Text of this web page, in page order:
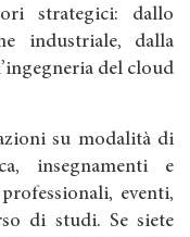
strategici: dallo
industriale, dalla
del cloud
su modalità di
insegnamenti e
eventi,
di studi. Se siete